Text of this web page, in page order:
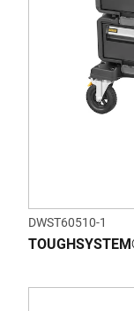
DWST60510-1